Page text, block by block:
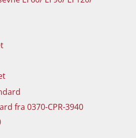
fra 0370-CPR-3940